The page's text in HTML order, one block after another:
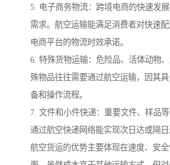
5. 电子商务物流：跨境电商的快速发
需求。航空运输能满足消费者对快速
电商平台的物流时效承诺。
6. 特殊货物运输：危险品、活体动物
殊物品往往需要通过航空运输，因其
备和操作流程。
7. 文件和小件快递：重要文件、样品
通过航空快递网络能实现次日达或隔日
航空货运的优势主要体现在速度、安